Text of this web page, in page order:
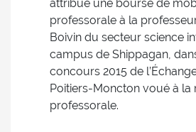
attribué une bourse de
professorale à la
Boivin du secteur science
campus de Shippagan,
concours 2015 de
Poitiers-Moncton voué à la
professorale.